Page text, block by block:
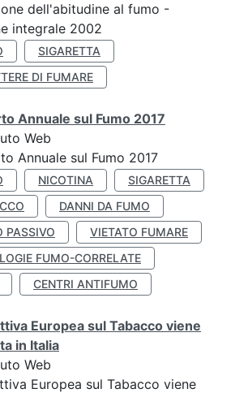
dell'abitudine al fumo -
integrale 2002
SIGARETTA
DI FUMARE
Annuale sul Fumo 2017
Web
Annuale sul Fumo 2017
NICOTINA
SIGARETTA
DANNI DA FUMO
PASSIVO
VIETATO FUMARE
FUMO-CORRELATE
CENTRI ANTIFUMO
Europea sul Tabacco viene
in Italia
Web
Europea sul Tabacco viene